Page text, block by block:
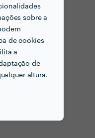
sobre a
de cookies
a
de
altura.